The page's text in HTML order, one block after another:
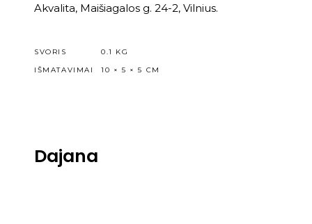
Akvalita, Maišiagalos g. 24-2, Vilnius.
SVORIS
0.1 KG
IŠMATAVIMAI
10 × 5 × 5 CM
Dajana